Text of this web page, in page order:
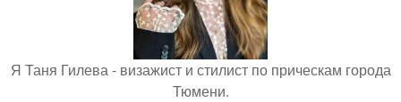
Я Таня Гилева - визажист и стилист по прическам города
Тюмени.